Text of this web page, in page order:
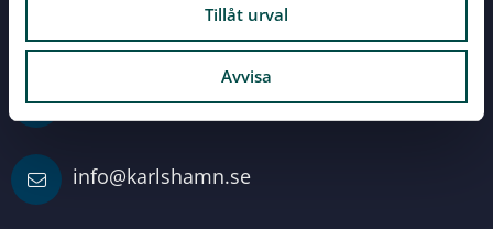
Tillåt urval
Avvisa
Servicecenter
0454-810 00
info@karlshamn.se